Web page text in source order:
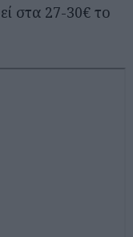
στα 27-30€ το